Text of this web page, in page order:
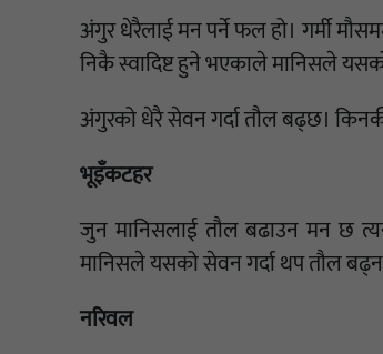
अंगुर धेरैलाई मन पर्ने फल हो। गर्मी
निकै स्वादिष्ट हुने भएकाले मानिसले
अंगुरको धेरै सेवन गर्दा तौल बढ्छ। किनकी
भूइँकटहर
जुन मानिसलाई तौल बढाउन मन छ
मानिसले यसको सेवन गर्दा थप तौल
नरिवल